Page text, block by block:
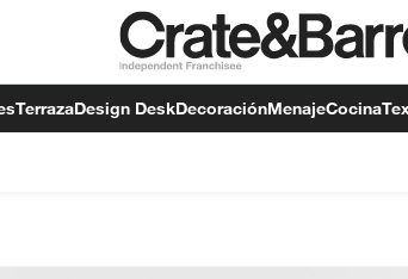
TerrazaDesign DeskDecoraciónMenajeCocina